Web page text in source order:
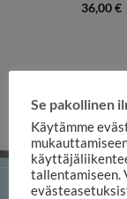
36,00€
Se pakollinen
Käytämme
tallentamiseen.